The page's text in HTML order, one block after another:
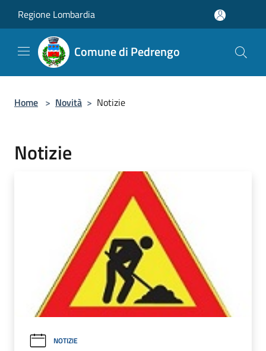
Regione Lombardia
Comune di Pedrengo
Home > Novità > Notizie
Notizie
NOTIZIE